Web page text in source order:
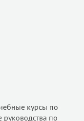
курсы по
по